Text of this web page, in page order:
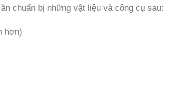
chuẩn bị những vật liệu và công cụ sau:
hơn)